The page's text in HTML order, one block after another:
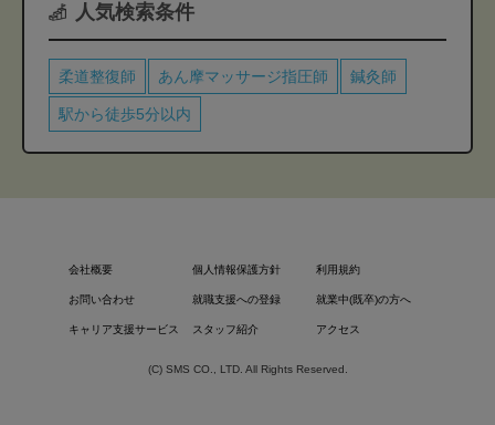
人気検索条件
柔道整復師 あん摩マッサージ指圧師 鍼灸師
駅から徒歩5分以内
会社概要 個人情報保護方針 利用規約
お問い合わせ 就職支援への登録 就業中(既卒)の方へ
キャリア支援サービス スタッフ紹介 アクセス
(C) SMS CO., LTD. All Rights Reserved.